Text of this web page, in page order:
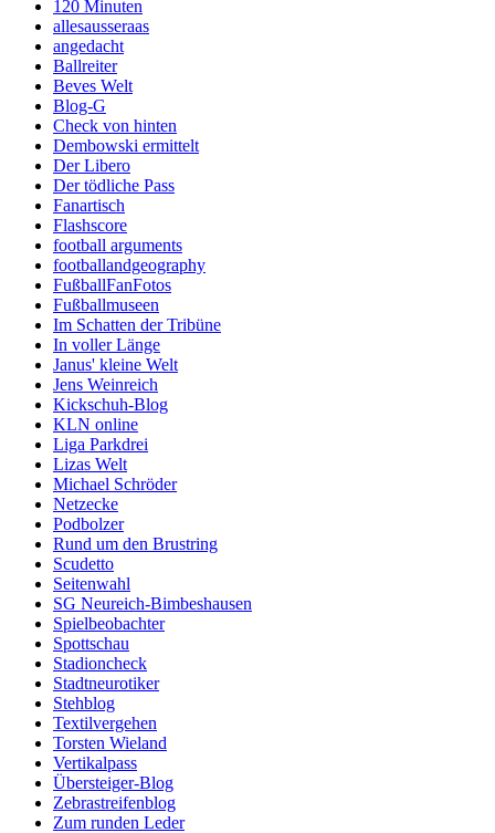
120 Minuten
allesausseraas
angedacht
Ballreiter
Beves Welt
Blog-G
Check von hinten
Dembowski ermittelt
Der Libero
Der tödliche Pass
Fanartisch
Flashscore
football arguments
footballandgeography
FußballFanFotos
Fußballmuseen
Im Schatten der Tribüne
In voller Länge
Janus' kleine Welt
Jens Weinreich
Kickschuh-Blog
KLN online
Liga Parkdrei
Lizas Welt
Michael Schröder
Netzecke
Podbolzer
Rund um den Brustring
Scudetto
Seitenwahl
SG Neureich-Bimbeshausen
Spielbeobachter
Spottschau
Stadioncheck
Stadtneurotiker
Stehblog
Textilvergehen
Torsten Wieland
Vertikalpass
Übersteiger-Blog
Zebrastreifenblog
Zum runden Leder